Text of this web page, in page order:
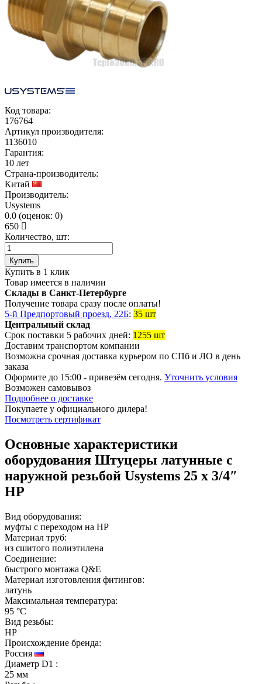
Код товара:
176764
Артикул производителя:
1136010
Гарантия:
10 лет
Страна-производитель:
Китай
Производитель:
Usystems
0.0 (оценок: 0)
650
Количество, шт:
Купить
Купить в 1 клик
Товар имеется в наличии
Склады в Санкт-Петербурге
Получение товара сразу после оплаты!
5-й Предпортовый проезд, 22Б: 35 шт
Центральный склад
Срок поставки 5 рабочих дней: 1255 шт
Доставим транспортом компании
Возможна срочная доставка курьером по СПб и ЛО в день
заказа
Оформите до 15:00 - привезём сегодня. Уточнить условия
Возможен самовывоз
Подробнее о доставке
Покупаете у официального дилера!
Посмотреть сертификат
Основные характеристики
оборудования Штуцеры латунные с
наружной резьбой Usystems 25 х 3/4″
НР
Вид оборудования:
муфты с переходом на НР
Материал труб:
из сшитого полиэтилена
Соединение:
быстрого монтажа Q&E
Материал изготовления фитингов:
латунь
Максимальная температура:
95 °C
Вид резьбы:
НР
Происхождение бренда:
Россия
Диаметр D1 :
25 мм